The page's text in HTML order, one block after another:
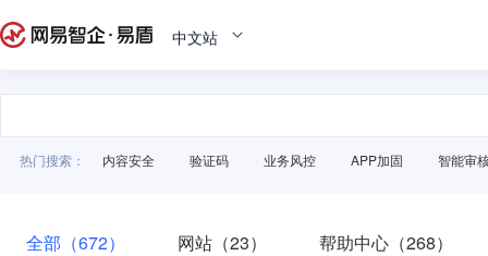
中文站
热门搜索： 内容安全 验证码 业务风控 APP加固 智能审
全部（672） 网站（23） 帮助中心（268）